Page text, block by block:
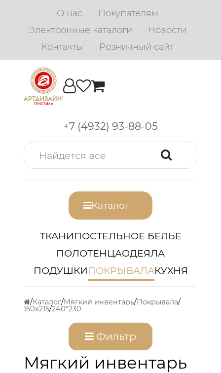
О нас
Покупателям
Электронные каталоги
Новости
Контакты
Розничный сайт
+7 (4932) 93-88-05
Каталог
ТКАНИПОСТЕЛЬНОЕ БЕЛЬЕ
ПОЛОТЕНЦАОДЕЯЛА
ПОДУШКИПОКРЫВАЛАКУХНЯ
Каталог Мягкий инвентарь Покрывала
150х215 240*230
Фильтр
Мягкий инвентарь